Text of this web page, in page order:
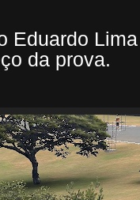
Eduardo
da prova.